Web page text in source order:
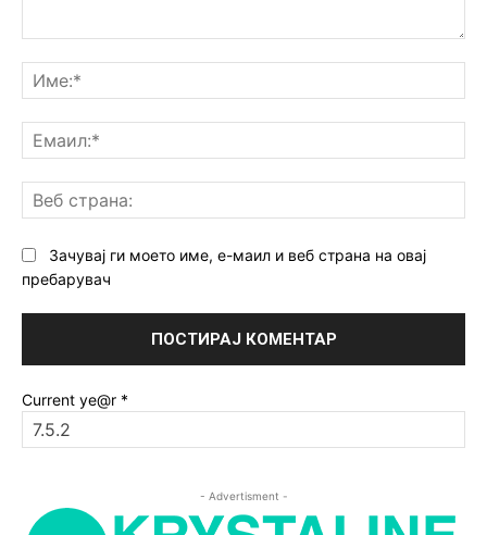
Зачувај ги моето име, е-маил и веб страна на овај
пребарувач
Current ye@r *
- Advertisment -